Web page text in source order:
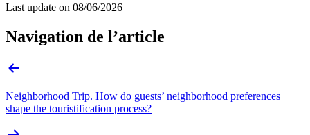
Last update on 08/06/2026
Navigation de l’article
Neighborhood Trip. How do guests’ neighborhood preferences
shape the touristification process?